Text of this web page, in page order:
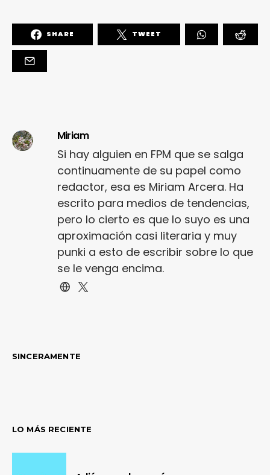
SHARE TWEET
Miriam
Si hay alguien en FPM que se salga
continuamente de su papel como
redactor, esa es Miriam Arcera. Ha
escrito para medios de tendencias,
pero lo cierto es que lo suyo es una
aproximación casi literaria y muy
punki a esto de escribir sobre lo que
se le venga encima.
SINCERAMENTE
LO MÁS RECIENTE